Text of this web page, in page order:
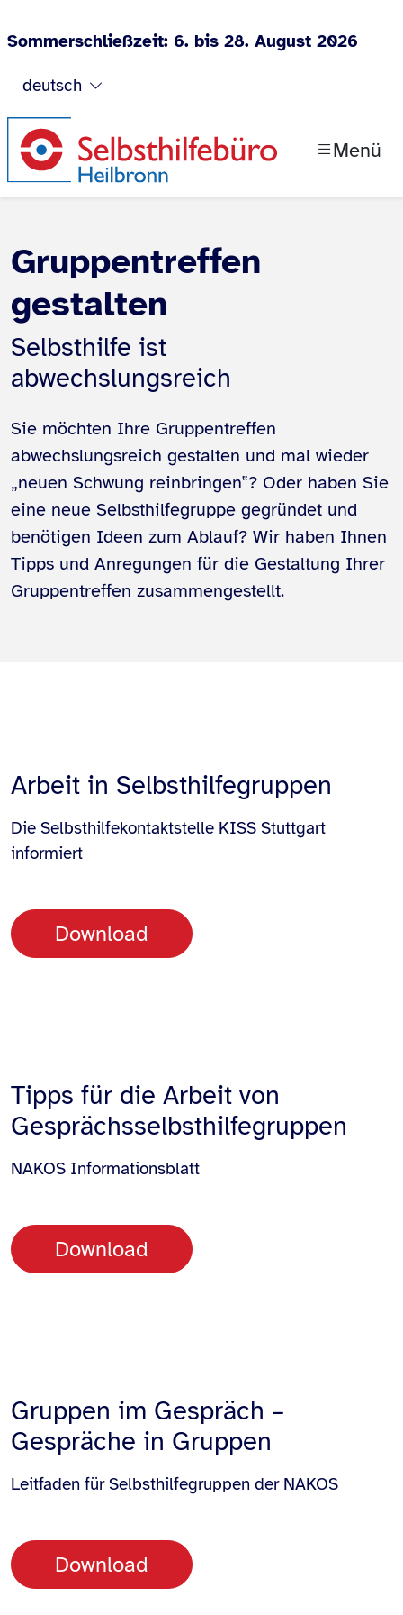
Zum Inhalt springen
Sommerschließzeit: 6. bis 28. August 2026
deutsch
Menü
Gruppentreffen
gestalten
Selbsthilfe ist
abwechslungsreich
Sie möchten Ihre Gruppentreffen
abwechslungsreich gestalten und mal wieder
„neuen Schwung reinbringen‟? Oder haben Sie
eine neue Selbsthilfegruppe gegründet und
benötigen Ideen zum Ablauf? Wir haben Ihnen
Tipps und Anregungen für die Gestaltung Ihrer
Gruppentreffen zusammengestellt.
Arbeit in Selbsthilfegruppen
Die Selbsthilfekontaktstelle KISS Stuttgart
informiert
Download
Tipps für die Arbeit von
Gesprächsselbsthilfegruppen
NAKOS Informationsblatt
Download
Gruppen im Gespräch –
Gespräche in Gruppen
Leitfaden für Selbsthilfegruppen der NAKOS
Download